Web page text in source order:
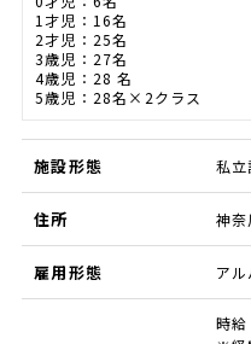
1才児：16名
2才児：25名
3歳児：27名
4歳児：28 名
5歳児：28名×2クラス
施設形態 私
住所 神
雇用形態 ア
時